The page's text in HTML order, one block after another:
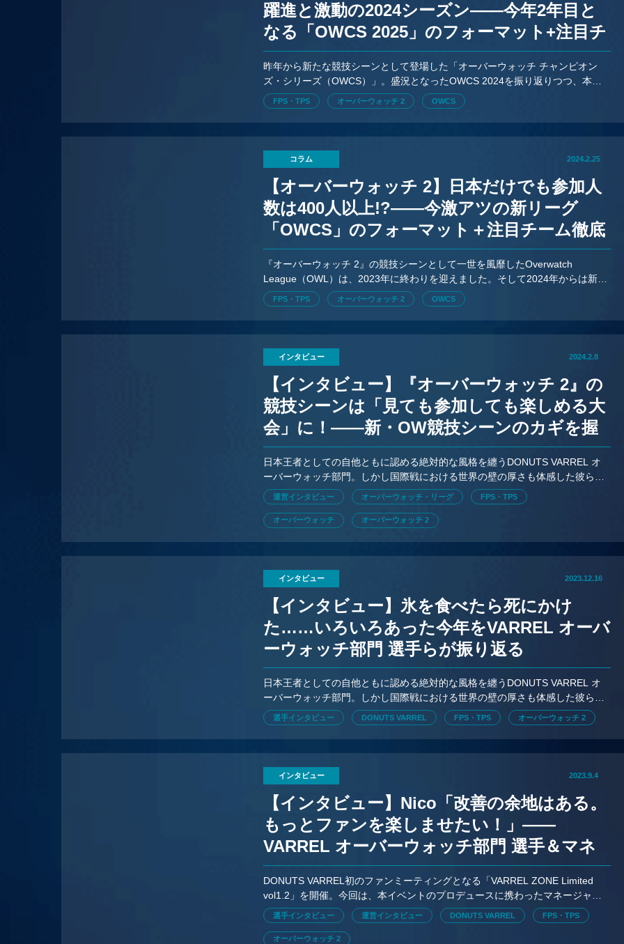
躍進と激動の2024シーズン——今年2年目と
なる「OWCS 2025」のフォーマット+注目チ
ームを一挙公開
昨年から新たな競技シーンとして登場した「オーバーウォッチ チャンピオン
ズ・シリーズ（OWCS）」。盛況となったOWCS 2024を振り返りつつ、本年
を担うOWCS 2025の概要も紹介していこうと思います。
FPS・TPS オーバーウォッチ 2 OWCS
コラム 2024.2.25
【オーバーウォッチ 2】日本だけでも参加人
数は400人以上!?——今激アツの新リーグ
「OWCS」のフォーマット＋注目チーム徹底
解説
『オーバーウォッチ 2』の競技シーンとして一世を風靡したOverwatch
League（OWL）は、2023年に終わりを迎えました。そして2024年からは新た
な形で競技シーンを再構築することをBlizzardは宣言して
FPS・TPS オーバーウォッチ 2 OWCS
インタビュー 2024.2.8
【インタビュー】『オーバーウォッチ 2』の
競技シーンは「見ても参加しても楽しめる大
会」に！——新・OW競技シーンのカギを握
るWDG JAPAN社長にインタビュー
日本王者としての自他ともに認める絶対的な風格を纏うDONUTS VARREL オ
ーバーウォッチ部門。しかし国際戦における世界の壁の厚さも体感した彼らは
今何を思うのか——。
運営インタビュー オーバーウォッチ・リーグ FPS・TPS
オーバーウォッチ オーバーウォッチ 2
インタビュー 2023.12.16
【インタビュー】氷を食べたら死にかけ
た……いろいろあった今年をVARREL オーバ
ーウォッチ部門 選手らが振り返る
日本王者としての自他ともに認める絶対的な風格を纏うDONUTS VARREL オ
ーバーウォッチ部門。しかし国際戦における世界の壁の厚さも体感した彼らは
今何を思うのか——。
選手インタビュー DONUTS VARREL FPS・TPS オーバーウォッチ 2
インタビュー 2023.9.4
【インタビュー】Nico「改善の余地はある。
もっとファンを楽しませたい！」——
VARREL オーバーウォッチ部門 選手＆マネ
ージャーが語るファンミの重要性
DONUTS VARREL初のファンミーティングとなる「VARREL ZONE Limited
vol1.2」を開催。今回は、本イベントのプロデュースに携わったマネージャー
の大久保さんとNico選手のインタビューをお届け
選手インタビュー 運営インタビュー DONUTS VARREL FPS・TPS
オーバーウォッチ 2